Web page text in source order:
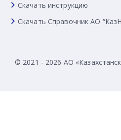
Скачать инструкцию
Скачать Справочник АО
© 2021 - 2026 АО